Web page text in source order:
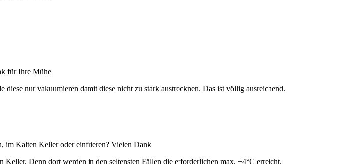
für Ihre Mühe
nur vakuumieren damit diese nicht zu stark austrocknen. Das ist völlig ausreichend.
im Kalten Keller oder einfrieren? Vielen Dank
Denn dort werden in den seltensten Fällen die erforderlichen max. +4°C erreicht.